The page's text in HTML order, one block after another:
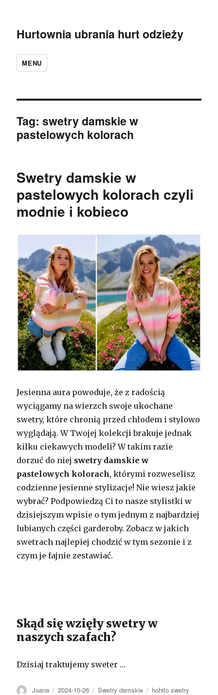
Hurtownia ubrania hurt odzieży
MENU
Tag:swetry damskie w
pastelowych kolorach
Swetry damskie w
pastelowych kolorach czyli
modnie i kobieco
Jesienna aura powoduje, że z radością
wyciągamy na wierzch swoje ukochane
swetry, które chronią przed chłodem i stylowo
wyglądają. W Twojej kolekcji brakuje jednak
kilku ciekawych modeli? W takim razie
dorzuć do niej swetry damskie w
pastelowych kolorach, którymi rozweselisz
codzienne jesienne stylizacje! Nie wiesz jakie
wybrać? Podpowiedzą Ci to nasze stylistki w
dzisiejszym wpisie o tym jednym z najbardziej
lubianych części garderoby. Zobacz w jakich
swetrach najlepiej chodzić w tym sezonie i z
czym je fajnie zestawiać.
Skąd się wzięły swetry w
naszych szafach?
Dzisiaj traktujemy sweter …
Autor
Joana Opublikowano
2024-10-26 Kategorie
Swetry damskie Tagi
hohito swetry